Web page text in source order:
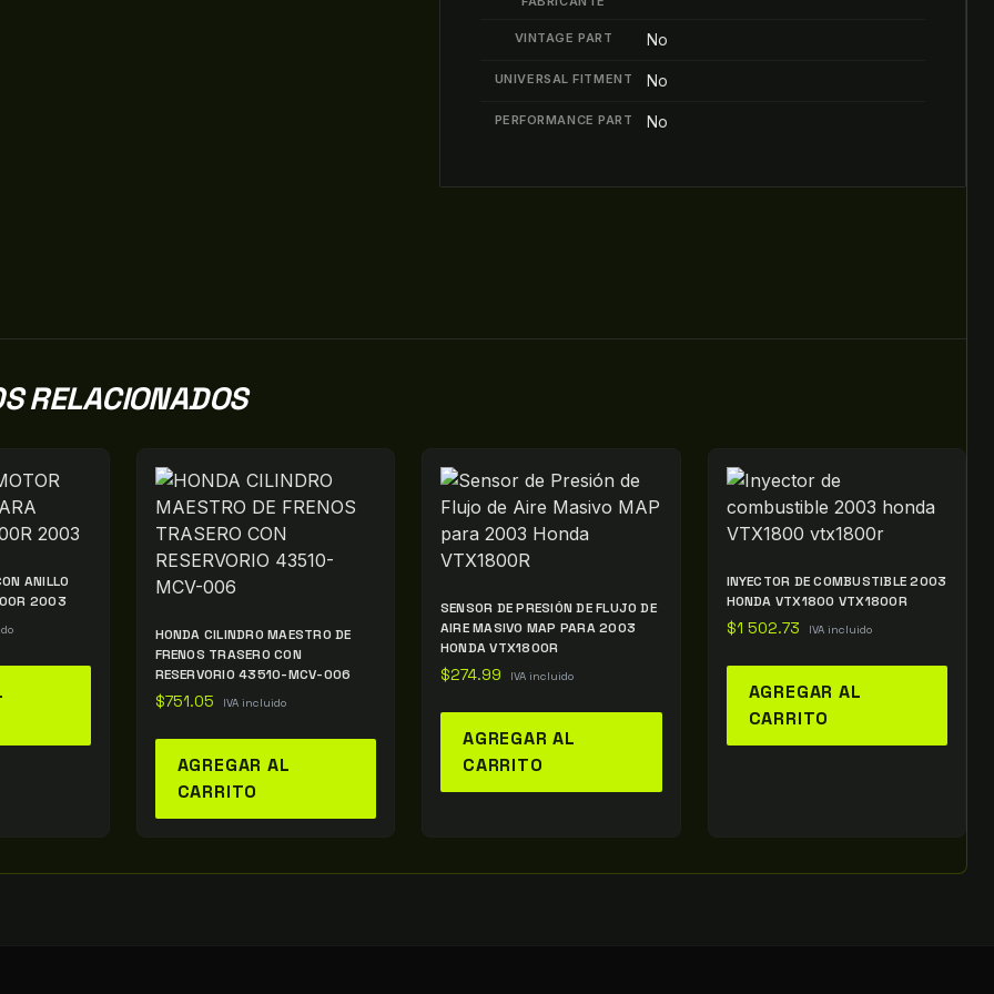
VINTAGE PART No
UNIVERSAL FITMENT No
PERFORMANCE PART No
RELACIONADOS
ANILLO
2003
HONDA CILINDRO MAESTRO DE
FRENOS TRASERO CON
RESERVORIO 43510-MCV-006
$751.05 IVA incluido
AGREGAR AL
CARRITO
SENSOR DE PRESIÓN DE FLUJO DE
AIRE MASIVO MAP PARA 2003
HONDA VTX1800R
$274.99 IVA incluido
AGREGAR AL
CARRITO
INYECTOR DE COMBUSTIBLE 2003
HONDA VTX1800 VTX1800R
$1 502.73 IVA incluido
AGREGAR AL
CARRITO